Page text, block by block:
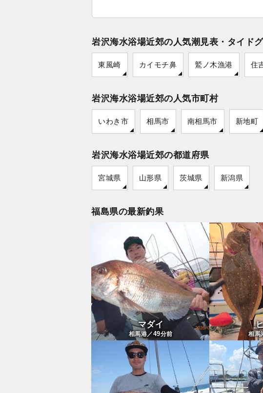
岩沢海水浴場近郊の人気潮見表・タイド
東風崎 カイモチ鼻 鷲ノ木漁港 住
岩沢海水浴場近郊の人気市町村
いわき市 相馬市 南相馬市 新地町
岩沢海水浴場近郊の都道府県
宮城県 山形県 茨城県 新潟県
福島県の最新釣果
マダイ
相馬港／49分前 相馬